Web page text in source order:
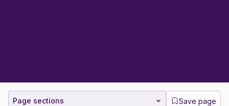
Page sections Save page